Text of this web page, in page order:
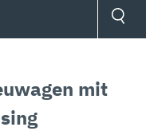
mit